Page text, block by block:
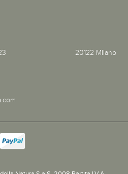
20122 MIlano